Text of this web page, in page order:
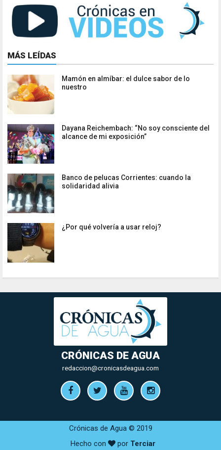
MÁS LEÍDAS
Mamón en almíbar: el dulce sabor de lo
nuestro
Dayana Reichembach: “No soy consciente del
alcance de mi exposición”
Banco de pelucas Corrientes: cuando la
solidaridad alivia
¿Por qué volvería a usar reloj?
CRÓNICAS DE AGUA
redaccion@cronicasdeagua.com
Crónicas de Agua © 2019
Hecho con
por Terciar